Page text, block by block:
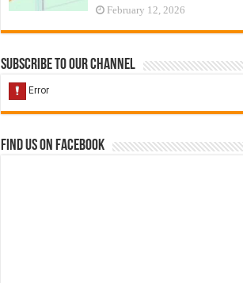
February 12, 2026
Subscribe to our Channel
Find us on Facebook